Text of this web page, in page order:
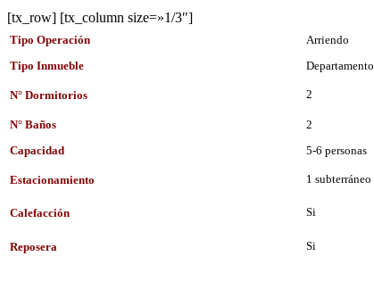
[tx_row] [tx_column size=»1/3″]
Tipo Operación
Arriendo
Tipo Inmueble
Departamento
N° Dormitorios 2
N° Baños
2
Capacidad
5-6 personas
Estacionamiento 1 subterráneo
Calefacción Si
Reposera Si